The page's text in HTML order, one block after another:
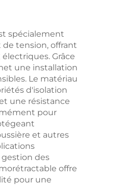
spécialement
tension, offrant
Grâce
une installation
Le matériau
d'isolation
une résistance
pour
et autres
des
offre
pour une